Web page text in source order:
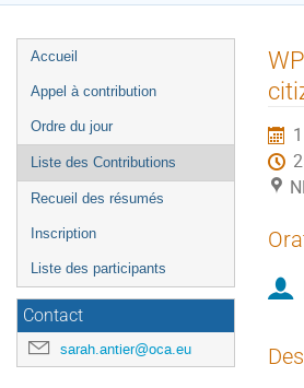
Menu
de
Accueil
Appel à contribution
Ordre du jour
Liste des Contributions
Recueil des résumés
Inscription
Liste des participants
Contact
sarah.antier@oca.eu